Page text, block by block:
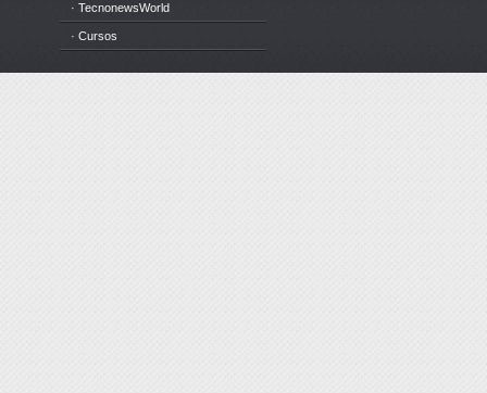
· TecnonewsWorld
· Cursos